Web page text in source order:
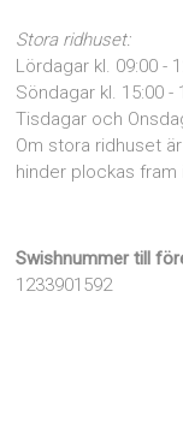
Stora ridhuset:
Lördagar kl. 09:00 -
Söndagar kl. 15:00 -
Tisdagar och
Om stora ridhuset
hinder plockas fram
Swishnummer till
1233901592